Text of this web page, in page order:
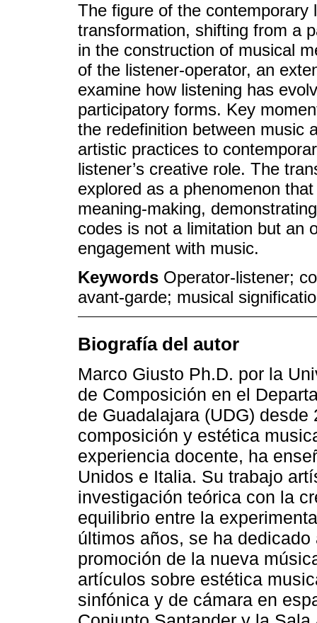
The figure of the contemporary
transformation, shifting from a
in the construction of musical
of the listener-operator, an
examine how listening has
participatory forms. Key
the redefinition between music
artistic practices to
listener’s creative role. The
explored as a phenomenon
meaning-making,
codes is not a limitation but an
engagement with music.
Keywords Operator-listener;
avant-garde; musical
Biografía del autor
Marco Giusto Ph.D. por la
de Composición en el
de Guadalajara (UDG)
composición y estética
experiencia docente, ha
Unidos e Italia. Su trabajo
investigación teórica con la
equilibrio entre la
últimos años, se ha
promoción de la nueva
artículos sobre estética
sinfónica y de cámara en